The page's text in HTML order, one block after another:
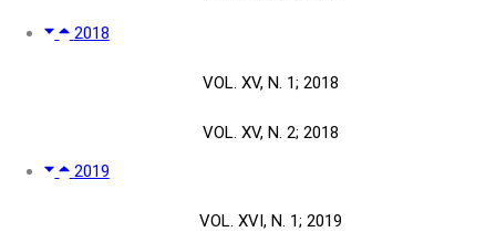
2018
VOL. XV, N. 1; 2018
VOL. XV, N. 2; 2018
2019
VOL. XVI, N. 1; 2019